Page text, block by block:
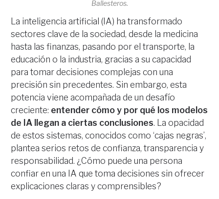
Ballesteros.
La inteligencia artificial (IA) ha transformado
sectores clave de la sociedad, desde la medicina
hasta las finanzas, pasando por el transporte, la
educación o la industria, gracias a su capacidad
para tomar decisiones complejas con una
precisión sin precedentes. Sin embargo, esta
potencia viene acompañada de un desafío
creciente: entender cómo y por qué los modelos
de IA llegan a ciertas conclusiones. La opacidad
de estos sistemas, conocidos como ‘cajas negras’,
plantea serios retos de confianza, transparencia y
responsabilidad. ¿Cómo puede una persona
confiar en una IA que toma decisiones sin ofrecer
explicaciones claras y comprensibles?